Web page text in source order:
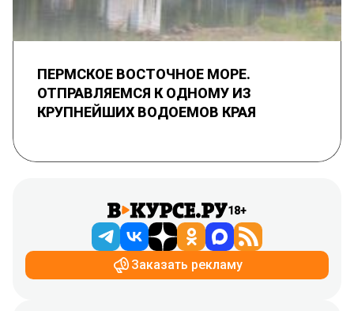
ПЕРМСКОЕ ВОСТОЧНОЕ МОРЕ.
ОТПРАВЛЯЕМСЯ К ОДНОМУ ИЗ
КРУПНЕЙШИХ ВОДОЕМОВ КРАЯ
18+
Заказать рекламу